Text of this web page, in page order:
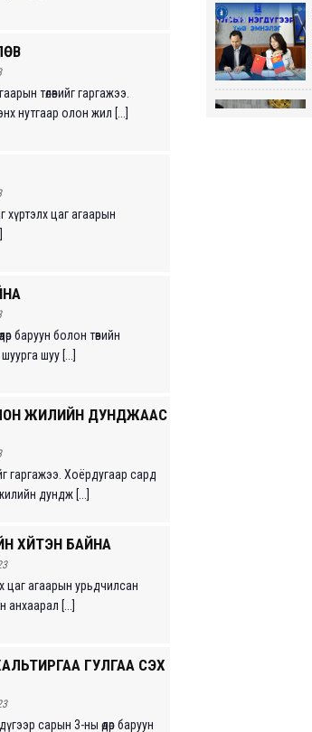
төлөвийг гаргажээ.
нутгаар олон жил [...]
цаг агаарын
баруун болон төвийн
шуу [...]
ЖИЛИЙН ДУНДЖААС
гаргажээ. Хоёрдугаар сард
дундж [...]
ХҮЙТЭН БАЙНА
цаг агаарын урьдчилсан
анхаарал [...]
ГУЛГАА ҮҮСЭХ
сарын 3-ны өдөр баруун